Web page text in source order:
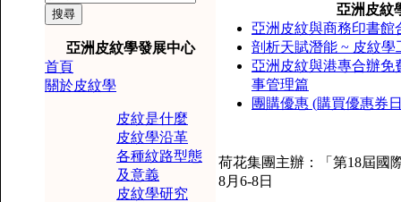
亞洲皮紋學發展中心
首頁
關於皮紋學
皮紋是什麼
皮紋學沿革
各種紋路型態
及意義
皮紋學研究
亞洲皮紋
亞洲皮紋與商務印書館
剖析天賦潛能 ~ 皮紋
亞洲皮紋與港專合辦免
事管理篇
團購優惠 (購買優惠券
荷花集團主辦：「第18屆國
8月6-8日